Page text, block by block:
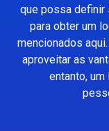
que possa definir
para obter um
mencionados
aproveitar as
entanto,